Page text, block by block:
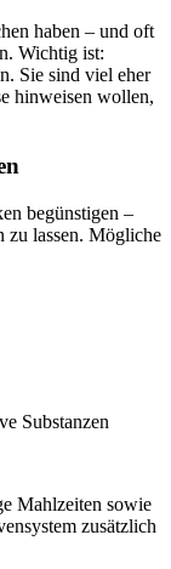
haben – und oft
Wichtig ist:
Sie sind viel eher
hinweisen wollen,
begünstigen –
zu lassen. Mögliche
Substanzen
Mahlzeiten sowie
zusätzlich